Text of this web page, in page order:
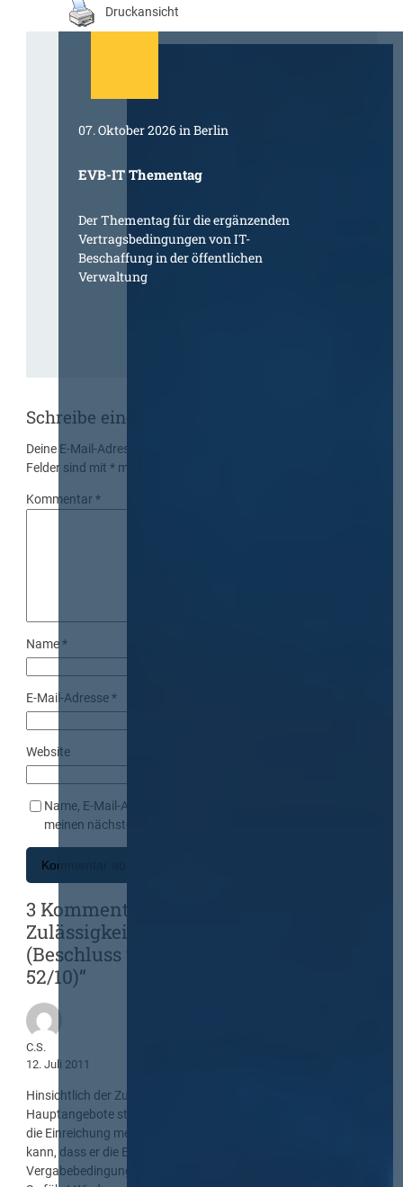
Druckansicht
07. Oktober 2026 in Berlin
EVB-IT Thementag
Der Thementag für die ergänzenden
Vertragsbedingungen von IT-
Beschaffung in der öffentlichen
Verwaltung
Schreibe einen Kommentar
Deine E-Mail-Adresse wird nicht veröffentlicht.
Felder sind mit* markiert
Kommentar*
Name*
E-Mail-Adresse*
Website
Name, E-Mail-Adresse und Website in diesem Browser für
meinen nächsten Kommentar speichern.
3 Kommentare zu „OLG Düsseldorf zur
Zulässigkeit mehrerer Hauptangebote
(Beschluss v. 09.03.2011 – VII-Verg
52/10)“
C.S.
12. Juli 2011
Hinsichtlich der Zulässigkeit der Einreichung mehrerer
Hauptangebote stellt sich die Folgefrage, ob der Auftraggeber
die Einreichung mehrerer Hauptangebote dadurch verhindern
kann, dass er die Einreichung mehrerer Hauptangebote in den
Vergabebedingungen ausschließt.